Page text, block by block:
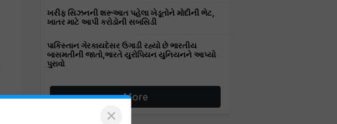
ખરીફ સિઝનની શરૂઆત પહેલા ખેડૂતોને મોદીની ભેટ,
ખાતર માટે આપી કરોડોની સબસિડી
પાકિસ્તાન ગેરકાયદેસર ઉગાડી રહ્યો છે ભારતીય
બાસમતીની જાતો,ભારતે યુરોપિયન યુનિયનને આપ્યો
પુરાવો
More
×